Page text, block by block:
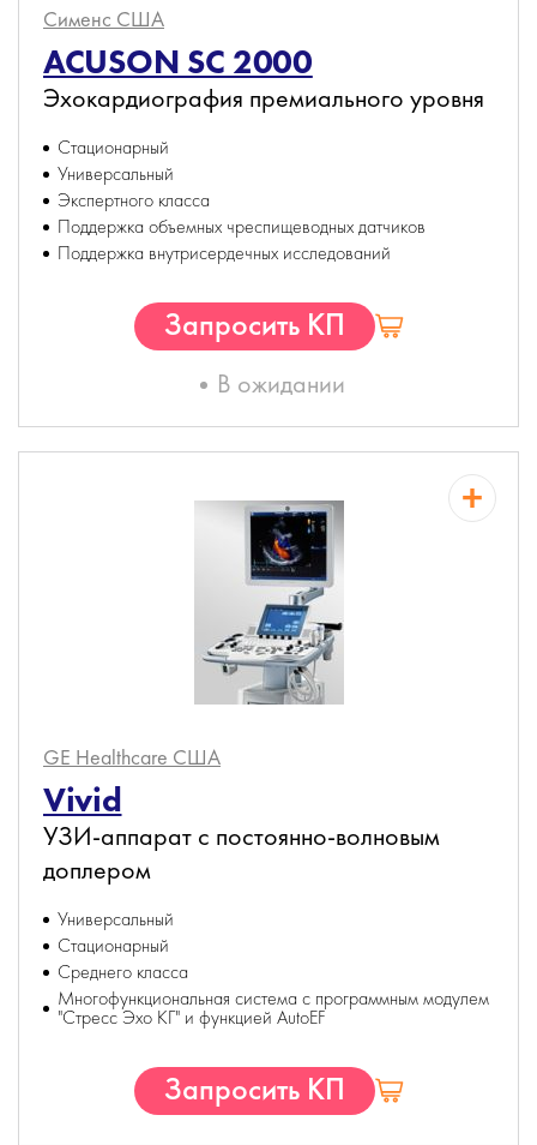
Сименс США
ACUSON SC 2000
Эхокардиография премиального уровня
Стационарный
Универсальный
Экспертного класса
Поддержка объемных чреспищеводных датчиков
Поддержка внутрисердечных исследований
Запросить КП
В ожидании
GE Healthcare США
Vivid
УЗИ-аппарат с постоянно-волновым
доплером
Универсальный
Стационарный
Среднего класса
Многофункциональная система с программным модулем
"Стресс Эхо КГ" и функцией AutoEF
Запросить КП